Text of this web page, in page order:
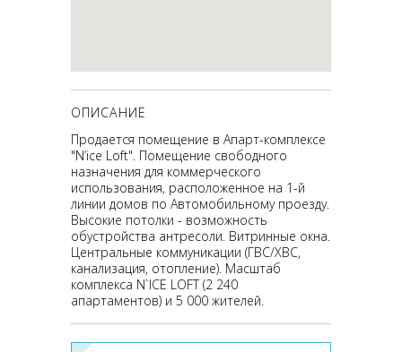
ОПИСАНИЕ
Продается помещение в Апарт-комплексе
"N’ice Loft". Помещение свободного
назначения для коммерческого
использования, расположенное на 1-й
линии домов по Автомобильному проезду.
Высокие потолки - возможность
обустройства антресоли. Витринные окна.
Центральные коммуникации (ГВС/ХВС,
канализация, отопление). Масштаб
комплекса N`ICE LOFT (2 240
апартаментов) и 5 000 жителей.